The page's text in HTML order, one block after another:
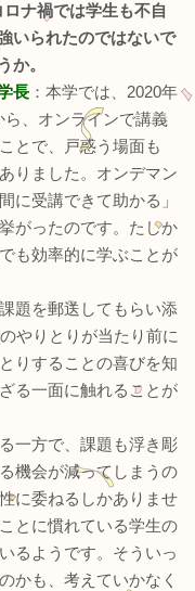
ナ禍では学生も不自
いられたのではないで
か。
長：本学では、2020年
ら、オンラインで講義
とで、戸惑う場面も
りました。オンデマン
に受講できて助かる」
がったのです。たしか
も効率的に学ぶことが
題を郵送してもらい添
やりとりが当たり前に
りすることの喜びを知
る一面に触れることが
一方で、課題も浮き彫
機会が減ってしまうの
に委ねるしかありませ
とに慣れている学生の
るようです。そういっ
かも、考えていかなく